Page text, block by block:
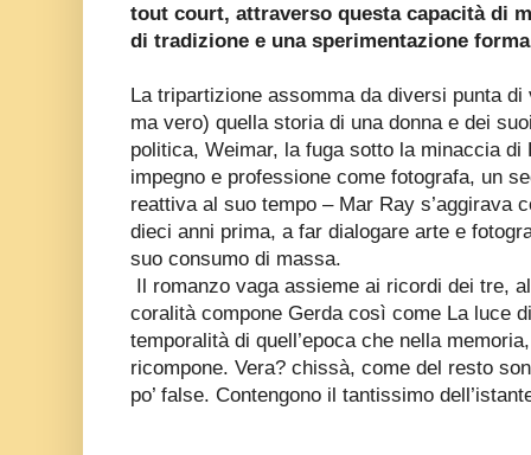
tout court, attraverso questa capacità di
di tradizione e una sperimentazione
La tripartizione assomma da diversi punta
ma vero) quella storia di una donna e dei
politica, Weimar, la fuga sotto la minaccia
impegno e professione come fotografa, un
reattiva al suo tempo – Mar Ray s’aggirava
dieci anni prima, a far dialogare arte e
suo consumo di massa.
Il romanzo vaga assieme ai ricordi dei tre,
coralità compone Gerda così come La luce
temporalità di quell’epoca che nella
ricompone. Vera? chissà, come del resto
po’ false. Contengono il tantissimo